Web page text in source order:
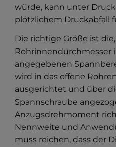
würde, kann unter
plötzlichem Druckabfall
Die richtige Größe ist
angegebenen
wird in das offene
ausgerichtet und über
Spannschraube
Anzugsdrehmoment
Nennweite und
muss reichen, dass der